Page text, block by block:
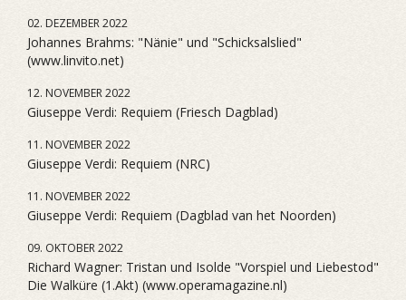
02. DEZEMBER 2022
Johannes Brahms: "Nänie" und "Schicksalslied"
(www.linvito.net)
12. NOVEMBER 2022
Giuseppe Verdi: Requiem (Friesch Dagblad)
11. NOVEMBER 2022
Giuseppe Verdi: Requiem (NRC)
11. NOVEMBER 2022
Giuseppe Verdi: Requiem (Dagblad van het Noorden)
09. OKTOBER 2022
Richard Wagner: Tristan und Isolde "Vorspiel und Liebestod"
Die Walküre (1.Akt) (www.operamagazine.nl)